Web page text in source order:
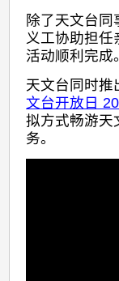
除了天文台同
义工协助担任
活动顺利完成
天文台同时推
文台开放日
拟方式畅游天
务。